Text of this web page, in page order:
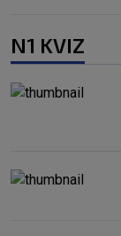
N1 KVIZ